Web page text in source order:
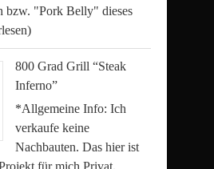
bzw. "Pork Belly" dieses
800 Grad Grill “Steak
Inferno”
*Allgemeine Info: Ich
verkaufe keine
Nachbauten. Das hier ist